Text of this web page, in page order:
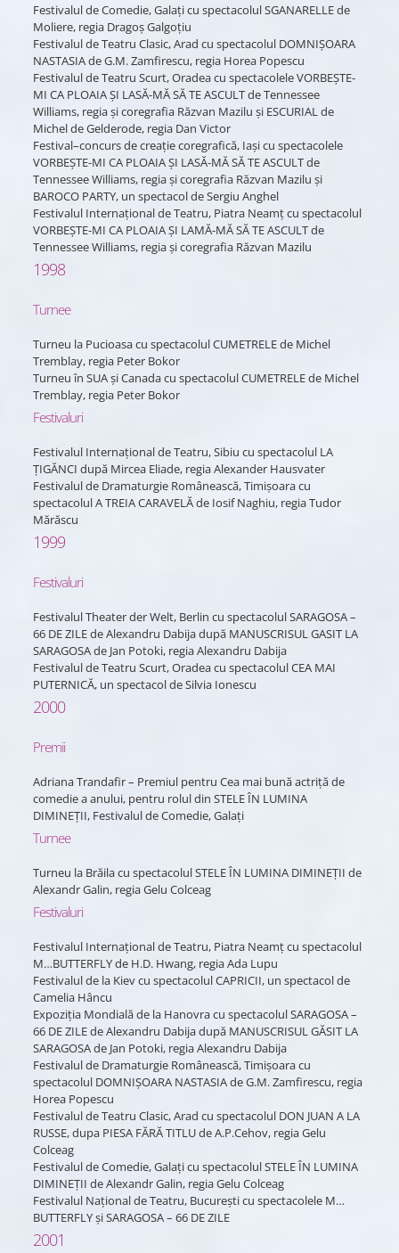
Festivalul de Comedie, Galați cu spectacolul SGANARELLE de
Moliere, regia Dragoș Galgoțiu
Festivalul de Teatru Clasic, Arad cu spectacolul DOMNIȘOARA
NASTASIA de G.M. Zamfirescu, regia Horea Popescu
Festivalul de Teatru Scurt, Oradea cu spectacolele VORBEȘTE-
MI CA PLOAIA ȘI LASĂ-MĂ SĂ TE ASCULT de Tennessee
Williams, regia și coregrafia Răzvan Mazilu și ESCURIAL de
Michel de Gelderode, regia Dan Victor
Festival–concurs de creație coregrafică, Iași cu spectacolele
VORBEȘTE-MI CA PLOAIA ȘI LASĂ-MĂ SĂ TE ASCULT de
Tennessee Williams, regia și coregrafia Răzvan Mazilu și
BAROCO PARTY, un spectacol de Sergiu Anghel
Festivalul Internațional de Teatru, Piatra Neamț cu spectacolul
VORBEȘTE-MI CA PLOAIA ȘI LAMĂ-MĂ SĂ TE ASCULT de
Tennessee Williams, regia și coregrafia Răzvan Mazilu
1998
Turnee
Turneu la Pucioasa cu spectacolul CUMETRELE de Michel
Tremblay, regia Peter Bokor
Turneu în SUA și Canada cu spectacolul CUMETRELE de Michel
Tremblay, regia Peter Bokor
Festivaluri
Festivalul Internațional de Teatru, Sibiu cu spectacolul LA
ȚIGĂNCI după Mircea Eliade, regia Alexander Hausvater
Festivalul de Dramaturgie Românească, Timișoara cu
spectacolul A TREIA CARAVELĂ de Iosif Naghiu, regia Tudor
Mărăscu
1999
Festivaluri
Festivalul Theater der Welt, Berlin cu spectacolul SARAGOSA –
66 DE ZILE de Alexandru Dabija după MANUSCRISUL GASIT LA
SARAGOSA de Jan Potoki, regia Alexandru Dabija
Festivalul de Teatru Scurt, Oradea cu spectacolul CEA MAI
PUTERNICĂ, un spectacol de Silvia Ionescu
2000
Premii
Adriana Trandafir – Premiul pentru Cea mai bună actriță de
comedie a anului, pentru rolul din STELE ÎN LUMINA
DIMINEȚII, Festivalul de Comedie, Galați
Turnee
Turneu la Brăila cu spectacolul STELE ÎN LUMINA DIMINEȚII de
Alexandr Galin, regia Gelu Colceag
Festivaluri
Festivalul Internațional de Teatru, Piatra Neamț cu spectacolul
M…BUTTERFLY de H.D. Hwang, regia Ada Lupu
Festivalul de la Kiev cu spectacolul CAPRICII, un spectacol de
Camelia Hâncu
Expoziția Mondială de la Hanovra cu spectacolul SARAGOSA –
66 DE ZILE de Alexandru Dabija după MANUSCRISUL GĂSIT LA
SARAGOSA de Jan Potoki, regia Alexandru Dabija
Festivalul de Dramaturgie Românească, Timișoara cu
spectacolul DOMNIȘOARA NASTASIA de G.M. Zamfirescu, regia
Horea Popescu
Festivalul de Teatru Clasic, Arad cu spectacolul DON JUAN A LA
RUSSE, dupa PIESA FĂRĂ TITLU de A.P.Cehov, regia Gelu
Colceag
Festivalul de Comedie, Galați cu spectacolul STELE ÎN LUMINA
DIMINEȚII de Alexandr Galin, regia Gelu Colceag
Festivalul Național de Teatru, București cu spectacolele M…
BUTTERFLY și SARAGOSA – 66 DE ZILE
2001